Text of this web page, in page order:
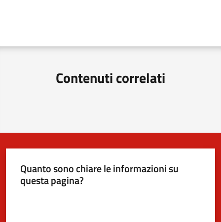
Contenuti correlati
Quanto sono chiare le informazioni su
questa pagina?